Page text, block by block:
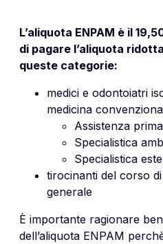
L’aliquota ENPAM è il
di pagare l’aliquota
queste categorie:
medici e odontoiatri
medicina
Assistenza
Specialistica
Specialistica
tirocinanti del corso
generale
È importante ragionare
dell’aliquota ENPAM